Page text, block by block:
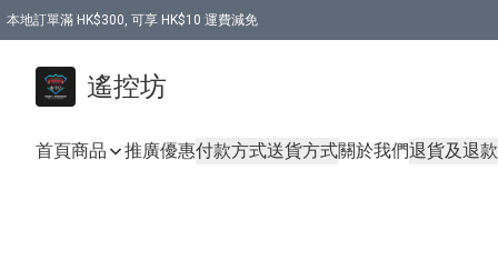
本地訂單滿 HK$300, 可享 HK$10 運費減免
遙控坊
首頁商品 推廣優惠付款方式送貨方式關於我們退貨及退